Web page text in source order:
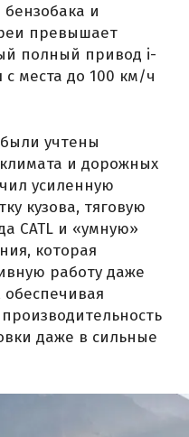
и
превышает
полный привод i-
с места до 100 км/ч
учтены
и дорожных
усиленную
кузова, тяговую
CATL и «умную»
которая
работу даже
даже в сильные